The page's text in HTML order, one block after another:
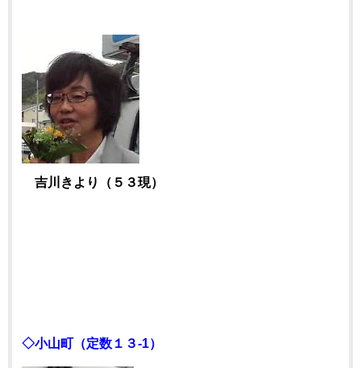
吉川きより（５３現）
◇小山町（定数１３-1）